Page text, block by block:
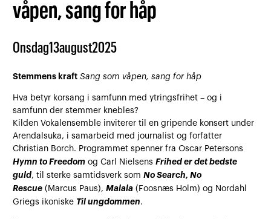
våpen, sang for håp
Onsdag13august2025
Stemmens kraftSang som våpen, sang for håp
Hva betyr korsang i samfunn med ytringsfrihet – og i
samfunn der stemmer knebles?
Kilden Vokalensemble inviterer til en gripende konsert under
Arendalsuka, i samarbeid med journalist og forfatter
Christian Borch. Programmet spenner fra Oscar Petersons
Hymn to Freedom og Carl NielsensFrihed er det bedste
guld, til sterke samtidsverk somNo Search, No
Rescue (Marcus Paus),Malala (Foosnæs Holm) og Nordahl
Griegs ikoniske Til ungdommen.